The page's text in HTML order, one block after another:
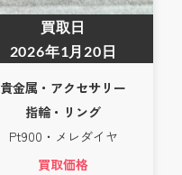
買取日
2026年1月20日
貴金属・アクセサリー
指輪・リング
Pt900・メレダイヤ
買取価格